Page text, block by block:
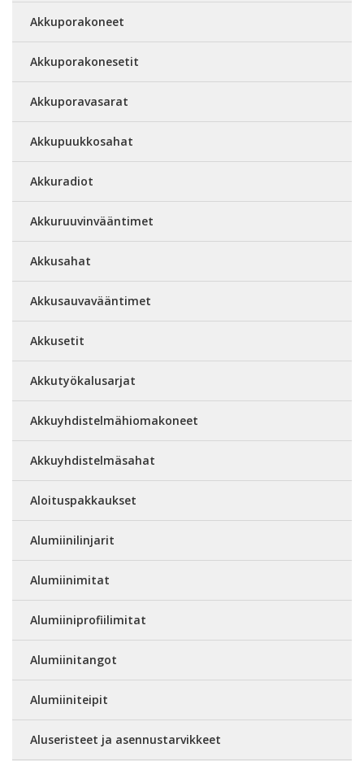
Akkuporakoneet
Akkuporakonesetit
Akkuporavasarat
Akkupuukkosahat
Akkuradiot
Akkuruuvinvääntimet
Akkusahat
Akkusauvavääntimet
Akkusetit
Akkutyökalusarjat
Akkuyhdistelmähiomakoneet
Akkuyhdistelmäsahat
Aloituspakkaukset
Alumiinilinjarit
Alumiinimitat
Alumiiniprofiilimitat
Alumiinitangot
Alumiiniteipit
Aluseristeet ja asennustarvikkeet